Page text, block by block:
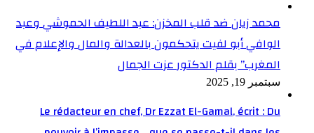
محمد زيان ضد قلب المخزن: عبد اللطيف الحموشي وعبد
الوافي أبو لفيت يتحكمون بالعدالة والمال والإعلام في
المغرب” بقلم الدكتور عزت الجمال
سبتمبر 19, 2025
Le rédacteur en chef, Dr Ezzat El-Gamal, écrit : Du